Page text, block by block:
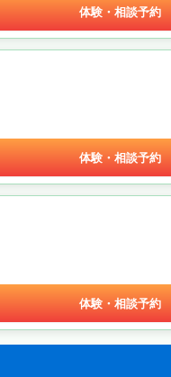
体験・相談予約
体験・相談予約
体験・相談予約